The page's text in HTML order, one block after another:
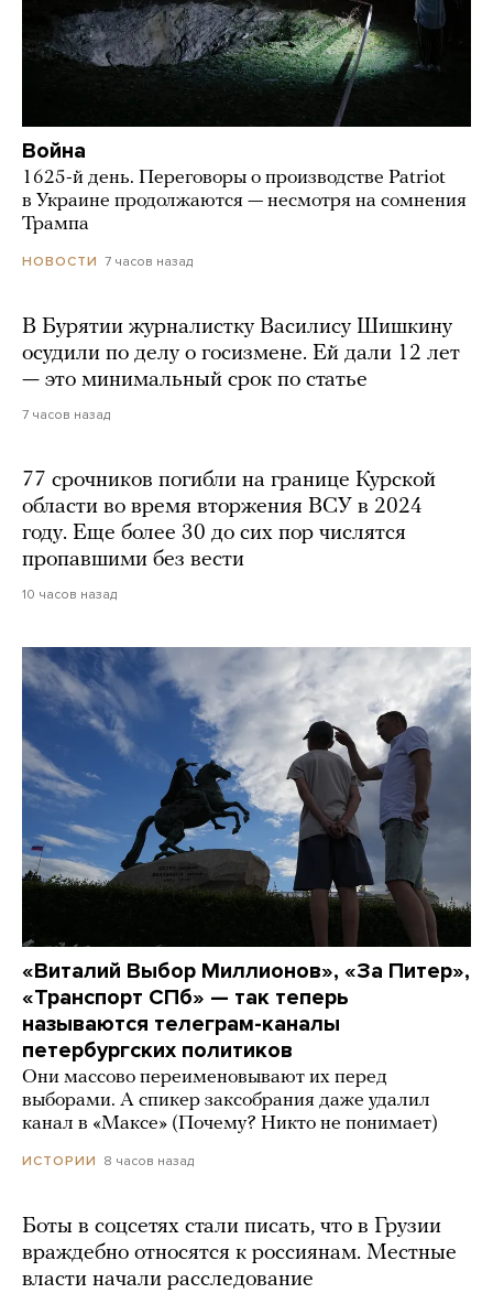
Война
1625-й день. Переговоры о производстве Patriot
в Украине продолжаются — несмотря на сомнения
Трампа
НОВОСТИ 7 часов назад
В Бурятии журналистку Василису Шишкину
осудили по делу о госизмене. Ей дали 12 лет
— это минимальный срок по статье
7 часов назад
77 срочников погибли на границе Курской
области во время вторжения ВСУ в 2024
году. Еще более 30 до сих пор числятся
пропавшими без вести
10 часов назад
«Виталий Выбор Миллионов», «За Питер»,
«Транспорт СПб» — так теперь
называются телеграм-каналы
петербургских политиков
Они массово переименовывают их перед
выборами. А спикер заксобрания даже удалил
канал в «Максе» (Почему? Никто не понимает)
ИСТОРИИ 8 часов назад
Боты в соцсетях стали писать, что в Грузии
враждебно относятся к россиянам. Местные
власти начали расследование